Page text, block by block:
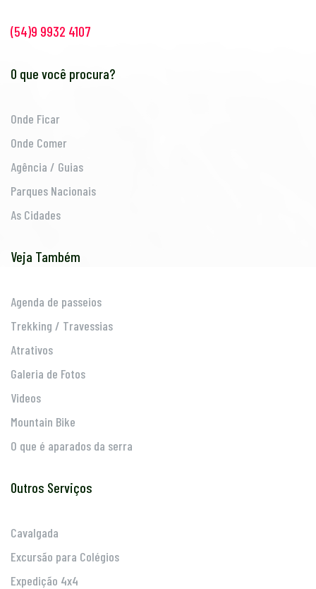
(54)9 9932 4107
O que você procura?
Onde Ficar
Onde Comer
Agência / Guias
Parques Nacionais
As Cidades
Veja Também
Agenda de passeios
Trekking / Travessias
Atrativos
Galeria de Fotos
Videos
Mountain Bike
O que é aparados da serra
Outros Serviços
Cavalgada
Excursão para Colégios
Expedição 4x4